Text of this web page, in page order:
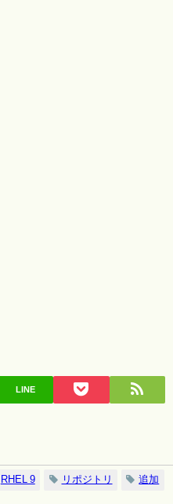
LINE
RHEL 9 リポジトリ 追加